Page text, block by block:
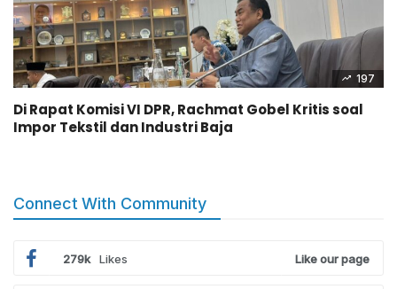
197
Di Rapat Komisi VI DPR, Rachmat Gobel Kritis soal
Impor Tekstil dan Industri Baja
Connect With Community
279k Likes Like our page